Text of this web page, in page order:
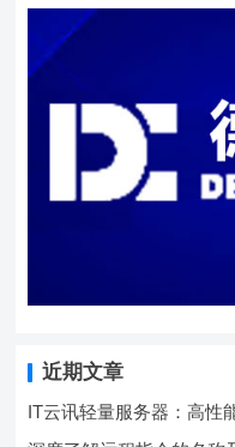
近期文章
IT云讯轻量服务器：高性